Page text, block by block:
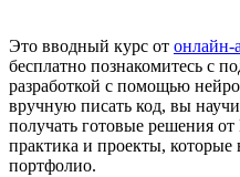
Это вводный курс от онлайн-
бесплатно познакомитесь с
разработкой с помощью
вручную писать код, вы
получать готовые решения
практика и проекты, которые
портфолио.